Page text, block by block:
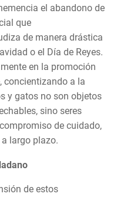
el abandono de
que
de manera drástica
o el Día de Reyes.
en la promoción
concientizando a la
y gatos no son objetos
sino seres
de cuidado,
largo plazo.
de estos